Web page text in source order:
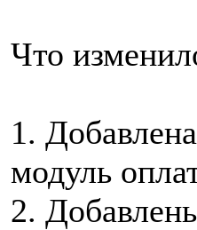
Что
1.
модуль
2.